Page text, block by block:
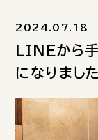
2024.07.18
LINEから
になりまし